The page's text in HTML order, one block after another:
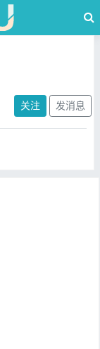
关注 发消息